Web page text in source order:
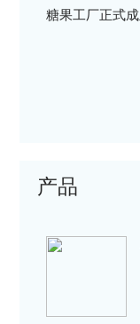
糖果工厂正式
产品